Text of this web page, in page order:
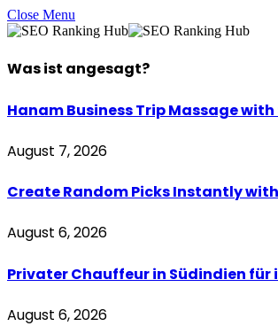
Close Menu
Was ist angesagt?
Hanam Business Trip Massage
August 7, 2026
Create Random Picks Instantly
August 6, 2026
Privater Chauffeur in Südindien für
August 6, 2026